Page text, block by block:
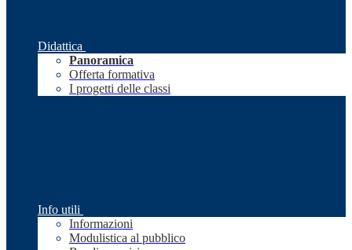
Didattica
Panoramica
Offerta formativa
I progetti delle classi
Info utili
Informazioni
Modulistica al pubblico